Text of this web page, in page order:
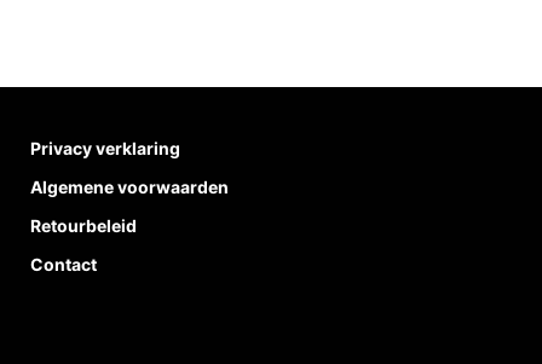
Privacy verklaring
Algemene voorwaarden
Retourbeleid
Contact